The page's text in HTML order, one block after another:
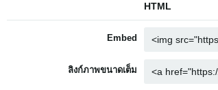
HTML
Embed
ลิงก์ภาพขนาดเต็ม